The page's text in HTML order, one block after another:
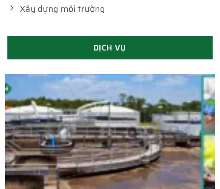
Xây dựng môi trường
DỊCH VỤ